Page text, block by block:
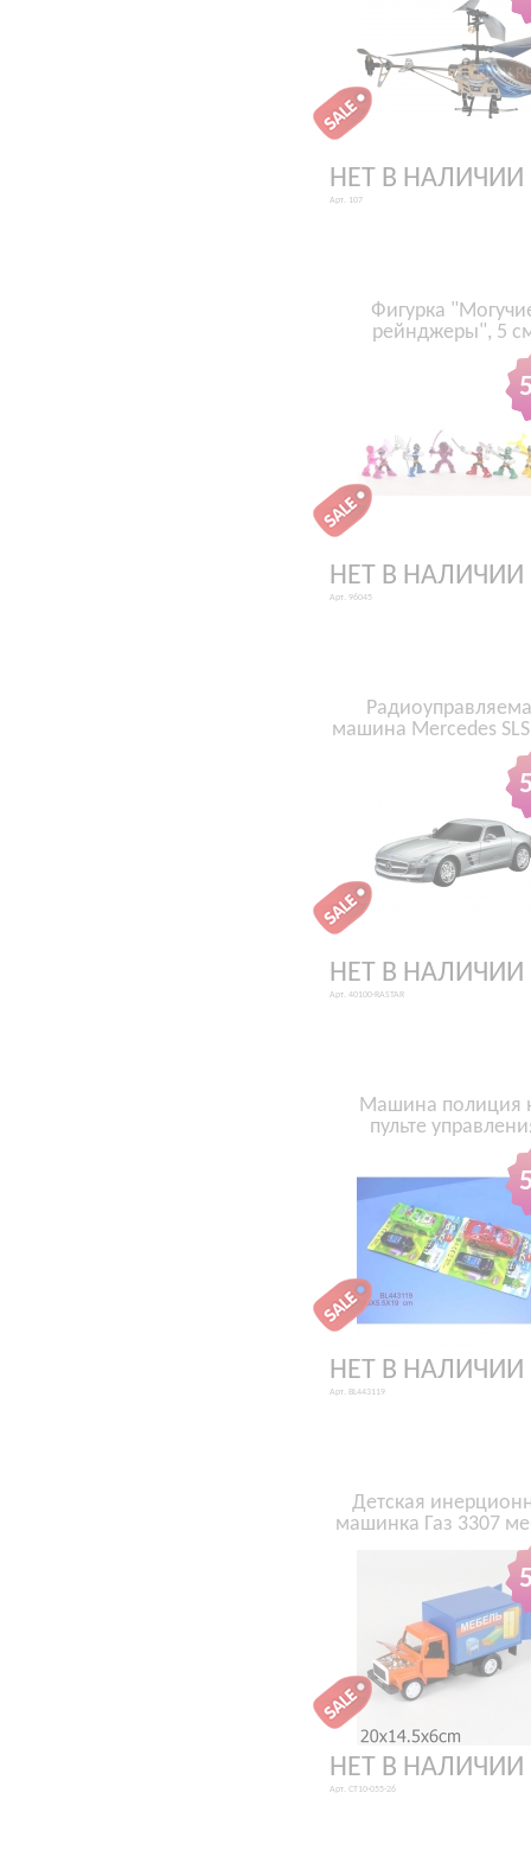
НЕТ В НАЛИЧИИ
Арт. 107
Фигурка
рейнджеры", 5
НЕТ В НАЛИЧИИ
Арт. 96045
машина Mercedes
НЕТ В НАЛИЧИИ
Арт. 40100-RASTAR
Машина полиция
пульте
НЕТ В НАЛИЧИИ
Арт. BL443119
Детская
машинка Газ 3307
НЕТ В НАЛИЧИИ
Арт. CT10-055-26